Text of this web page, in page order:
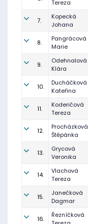
Tereza
7.
Kopecká
Johana
8.
Pangrácová
Marie
9.
Odehnalová
Klára
10.
Ducháčková
Kateřina
11.
Koderičová
Tereza
12.
Procházková
Štěpánka
13.
Grycová
Veronika
14.
Vlachová
Tereza
15.
Janečková
Dagmar
16.
Řezníčková